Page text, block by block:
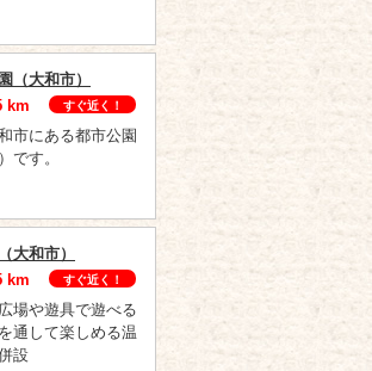
（大和市）
km
すぐ近く！
市にある都市公園
です。
大和市）
km
すぐ近く！
場や遊具で遊べる
通して楽しめる温
設